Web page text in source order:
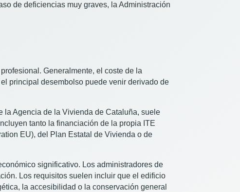
de deficiencias muy graves, la Administración
Generalmente, el coste de la
principal desembolso puede venir derivado de
la Agencia de la Vivienda de Cataluña, suele
tanto la financiación de la propia ITE
EU), del Plan Estatal de Vivienda o de
significativo. Los administradores de
Los requisitos suelen incluir que el edificio
la accesibilidad o la conservación general